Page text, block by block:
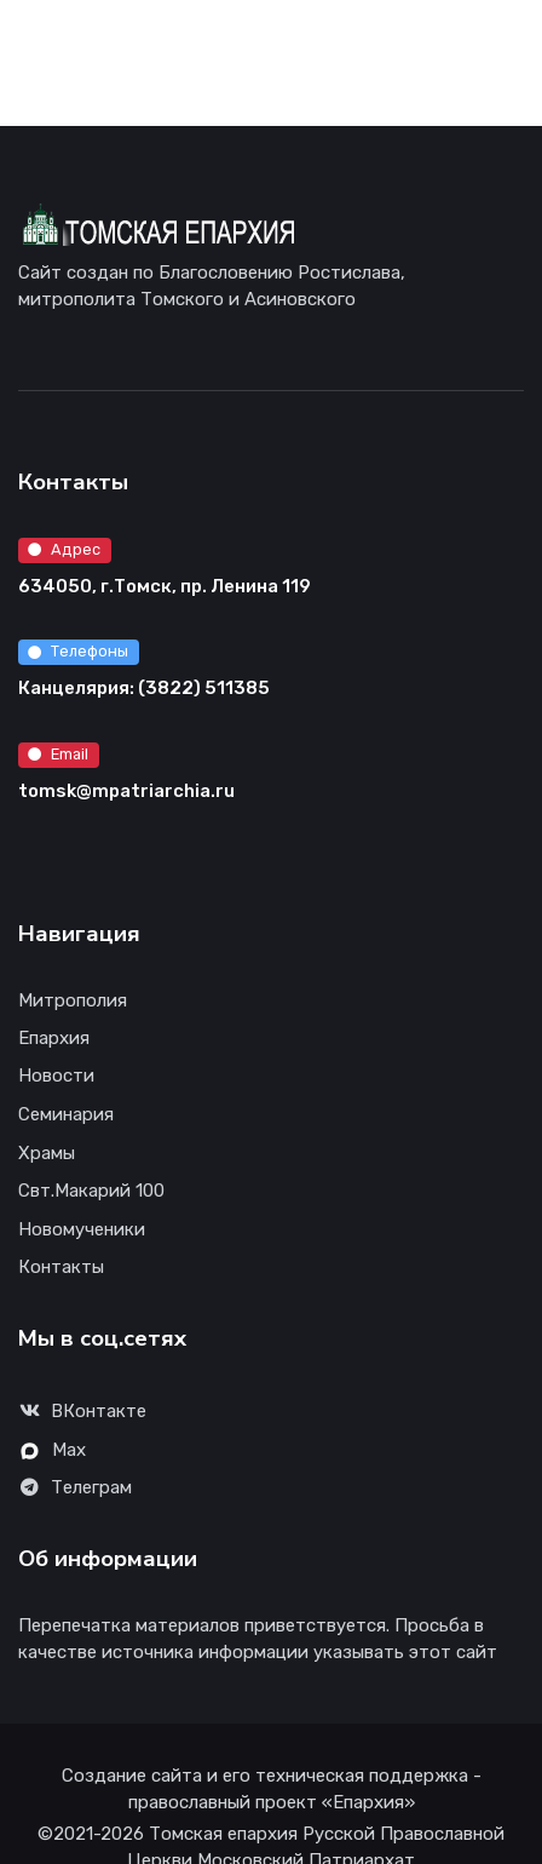
Сайт создан по Благословению Ростислава,
митрополита Томского и Асиновского
Контакты
Адрес
634050, г.Томск, пр. Ленина 119
Телефоны
Канцелярия: (3822) 511385
Email
tomsk@mpatriarchia.ru
Навигация
Митрополия
Епархия
Новости
Семинария
Храмы
Свт.Макарий 100
Новомученики
Контакты
Мы в соц.сетях
ВКонтакте
Max
Телеграм
Об информации
Перепечатка материалов приветствуется. Просьба в
качестве источника информации указывать этот сайт
Создание сайта и его техническая поддержка -
православный проект «Епархия»
©2021-2026 Томская епархия Русской Православной